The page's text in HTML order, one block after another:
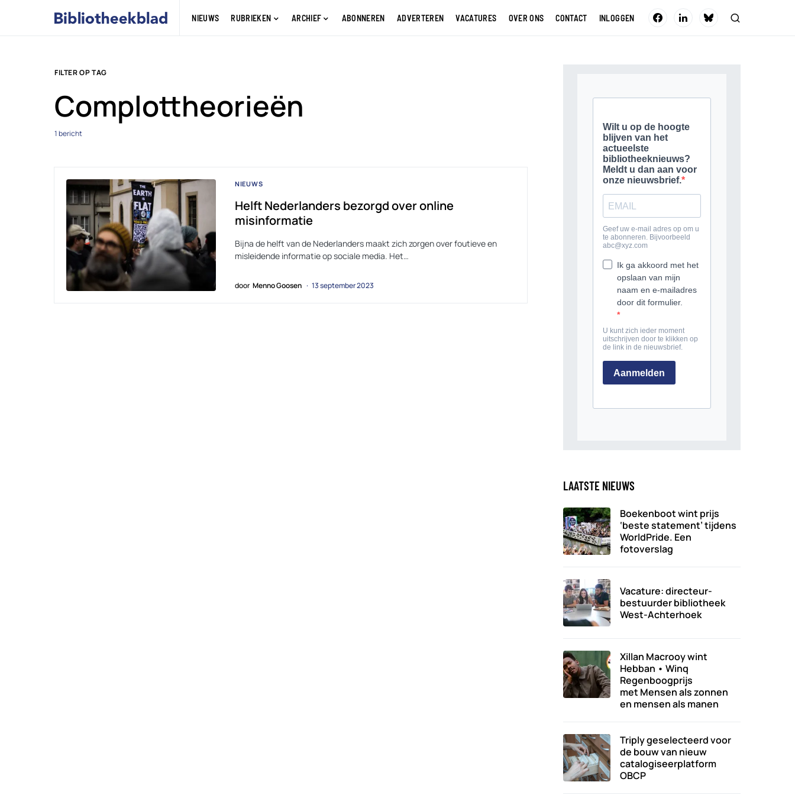
NIEUWS RUBRIEKEN ARCHIEF ABONNEREN ADVERTEREN VACATURES OVER ONS CONTACT INLOGGEN
FILTER OP TAG
Complottheorieën
1 bericht
NIEUWS
Helft Nederlanders bezorgd over online
misinformatie
Bijna de helft van de Nederlanders maakt zich zorgen over foutieve en
misleidende informatie op sociale media. Het…
door Menno Goosen 13 september 2023
LAATSTE NIEUWS
Boekenboot wint prijs
‘beste statement’ tijdens
WorldPride. Een
fotoverslag
Vacature: directeur-
bestuurder bibliotheek
West-Achterhoek
Xillan Macrooy wint
Hebban • Winq
Regenboogprijs
met Mensen als zonnen
en mensen als manen
Triply geselecteerd voor
de bouw van nieuw
catalogiseerplatform
OBCP